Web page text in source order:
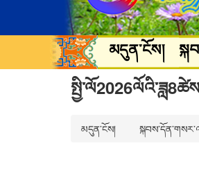
མདུན་ངོས།
མདུན་ངོས།